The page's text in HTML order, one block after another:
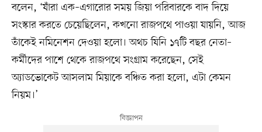
বলেন, ‘যাঁরা এক–এগারোর সময় জিয়া পরিবারকে বাদ দিয়ে
সংস্কার করতে চেয়েছিলেন, কখনো রাজপথে পাওয়া যায়নি, আজ
তাঁকেই নমিনেশন দেওয়া হলো। অথচ যিনি ১৭টি বছর নেতা–
কর্মীদের পাশে থেকে রাজপথে সংগ্রাম করেছেন, সেই
অ্যাডভোকেট আসলাম মিয়াকে বঞ্চিত করা হলো, এটা কেমন
নিয়ম।’